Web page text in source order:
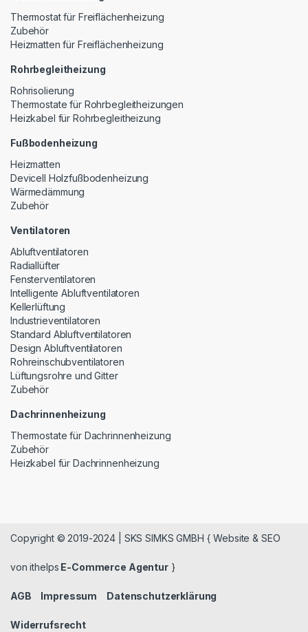
Thermostat für Freiflächenheizung
Zubehör
Heizmatten für Freiflächenheizung
Rohrbegleitheizung
Rohrisolierung
Thermostate für Rohrbegleitheizungen
Heizkabel für Rohrbegleitheizung
Fußbodenheizung
Heizmatten
Devicell Holzfußbodenheizung
Wärmedämmung
Zubehör
Ventilatoren
Abluftventilatoren
Radiallüfter
Fensterventilatoren
Intelligente Abluftventilatoren
Kellerlüftung
Industrieventilatoren
Standard Abluftventilatoren
Design Abluftventilatoren
Rohreinschubventilatoren
Lüftungsrohre und Gitter
Zubehör
Dachrinnenheizung
Thermostate für Dachrinnenheizung
Zubehör
Heizkabel für Dachrinnenheizung
Copyright © 2019-2024 | SKS SIMKS GMBH { Website & SEO
von ithelps E-Commerce Agentur}
AGB Impressum Datenschutzerklärung
Widerrufsrecht